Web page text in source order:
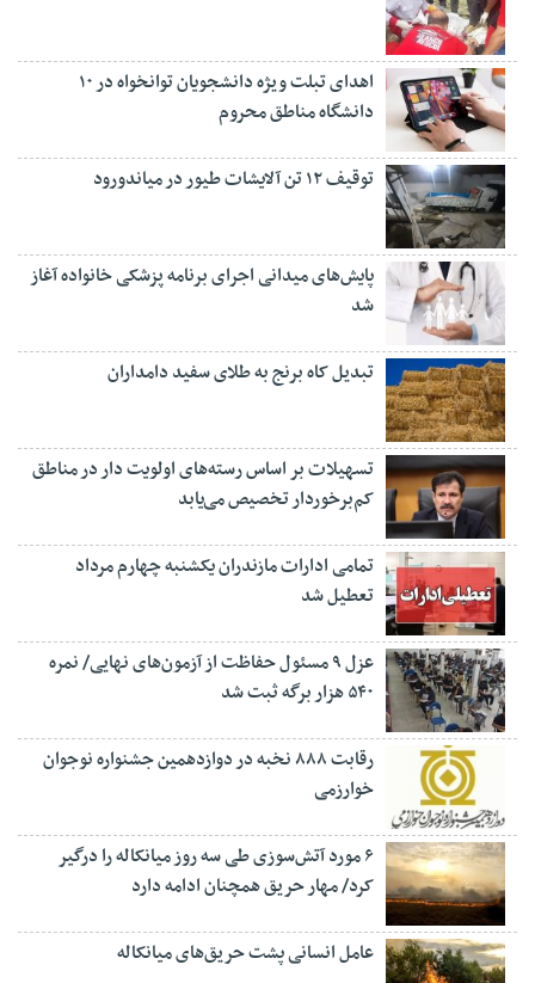
اهدای تبلت ویژه دانشجویان توانخواه در ۱۰
دانشگاه مناطق محروم
توقیف ۱۲ تن آلایشات طیور در میاندورود
پایش‌های میدانی اجرای برنامه پزشکی خانواده آغاز
شد
تبدیل کاه برنج به طلای سفید دامداران
تسهیلات بر اساس رسته‌های اولویت دار در مناطق
کم‌برخوردار تخصیص می‌یابد
تمامی ادارات مازندران یکشنبه چهارم مرداد
تعطیل شد
عزل ۹ مسئول حفاظت از آزمون‌های نهایی/ نمره
۵۴۰ هزار برگه ثبت شد
رقابت ۸۸۸ نخبه در دوازدهمین جشنواره نوجوان
خوارزمی
۶ مورد آتش‌سوزی طی سه روز میانکاله را درگیر
کرد/ مهار حریق همچنان ادامه دارد
عامل انسانی پشت حریق‌های میانکاله